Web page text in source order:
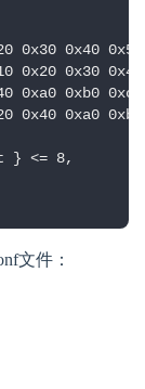
0x30 0x40
0x20 0x30
0xa0 0xb0
0x40 0xa0
} <= 8,
文件：